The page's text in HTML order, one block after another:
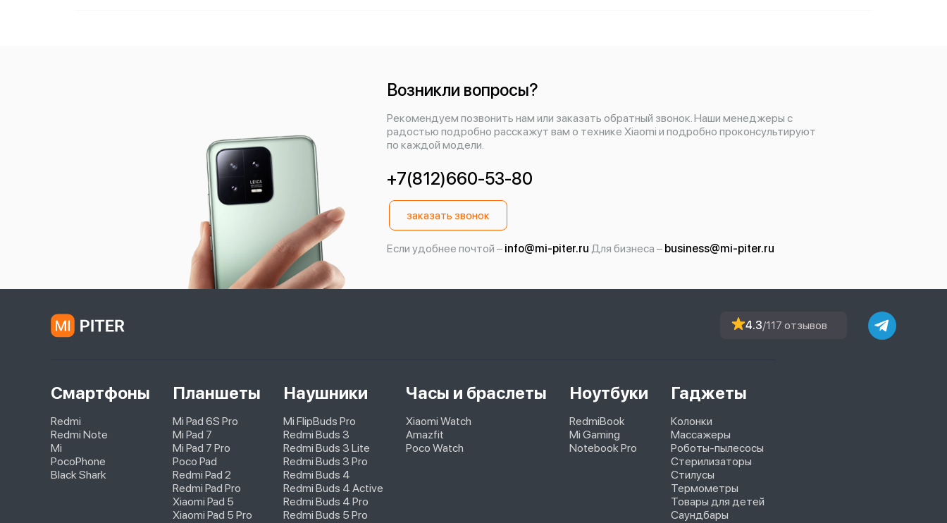
Возникли вопросы?
Рекомендуем позвонить нам или заказать обратный звонок. Наши менеджеры с
радостью подробно расскажут вам о технике Xiaomi и подробно проконсультируют
по каждой модели.
+7(812)660-53-80
заказать звонок
Если удобнее почтой – info@mi-piter.ru Для бизнеса – business@mi-piter.ru
4.3/117 отзывов
Смартфоны
Redmi
Redmi Note
Mi
PocoPhone
Black Shark
Планшеты
Mi Pad 6S Pro
Mi Pad 7
Mi Pad 7 Pro
Poco Pad
Redmi Pad 2
Redmi Pad Pro
Xiaomi Pad 5
Xiaomi Pad 5 Pro
Наушники
Mi FlipBuds Pro
Redmi Buds 3
Redmi Buds 3 Lite
Redmi Buds 3 Pro
Redmi Buds 4
Redmi Buds 4 Active
Redmi Buds 4 Pro
Redmi Buds 5 Pro
Часы и браслеты
Xiaomi Watch
Amazfit
Poco Watch
Ноутбуки
RedmiBook
Mi Gaming
Notebook Pro
Гаджеты
Колонки
Массажеры
Роботы-пылесосы
Стерилизаторы
Стилусы
Термометры
Товары для детей
Саундбары